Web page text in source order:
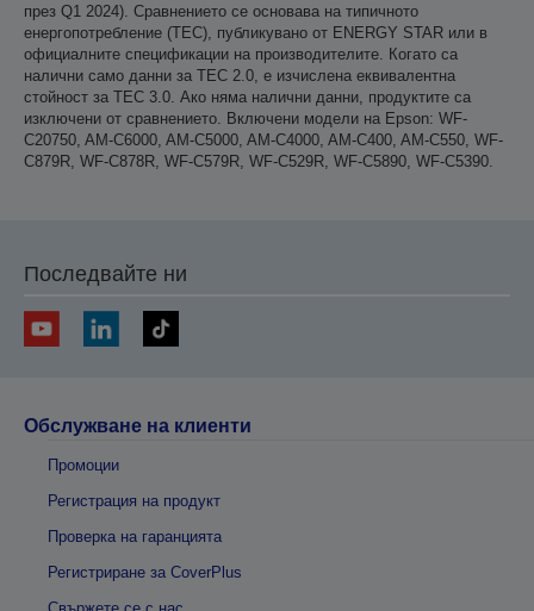
през Q1 2024). Сравнението се основава на типичното
енергопотребление (TEC), публикувано от ENERGY STAR или в
официалните спецификации на производителите. Когато са
налични само данни за TEC 2.0, е изчислена еквивалентна
стойност за TEC 3.0. Ако няма налични данни, продуктите са
изключени от сравнението. Включени модели на Epson: WF-
C20750, AM-C6000, AM-C5000, AM-C4000, AM-C400, AM-C550, WF-
C879R, WF-C878R, WF-C579R, WF-C529R, WF-C5890, WF-C5390.
Последвайте ни
Обслужване на клиенти
Промоции
Регистрация на продукт
Проверка на гаранцията
Регистриране за CoverPlus